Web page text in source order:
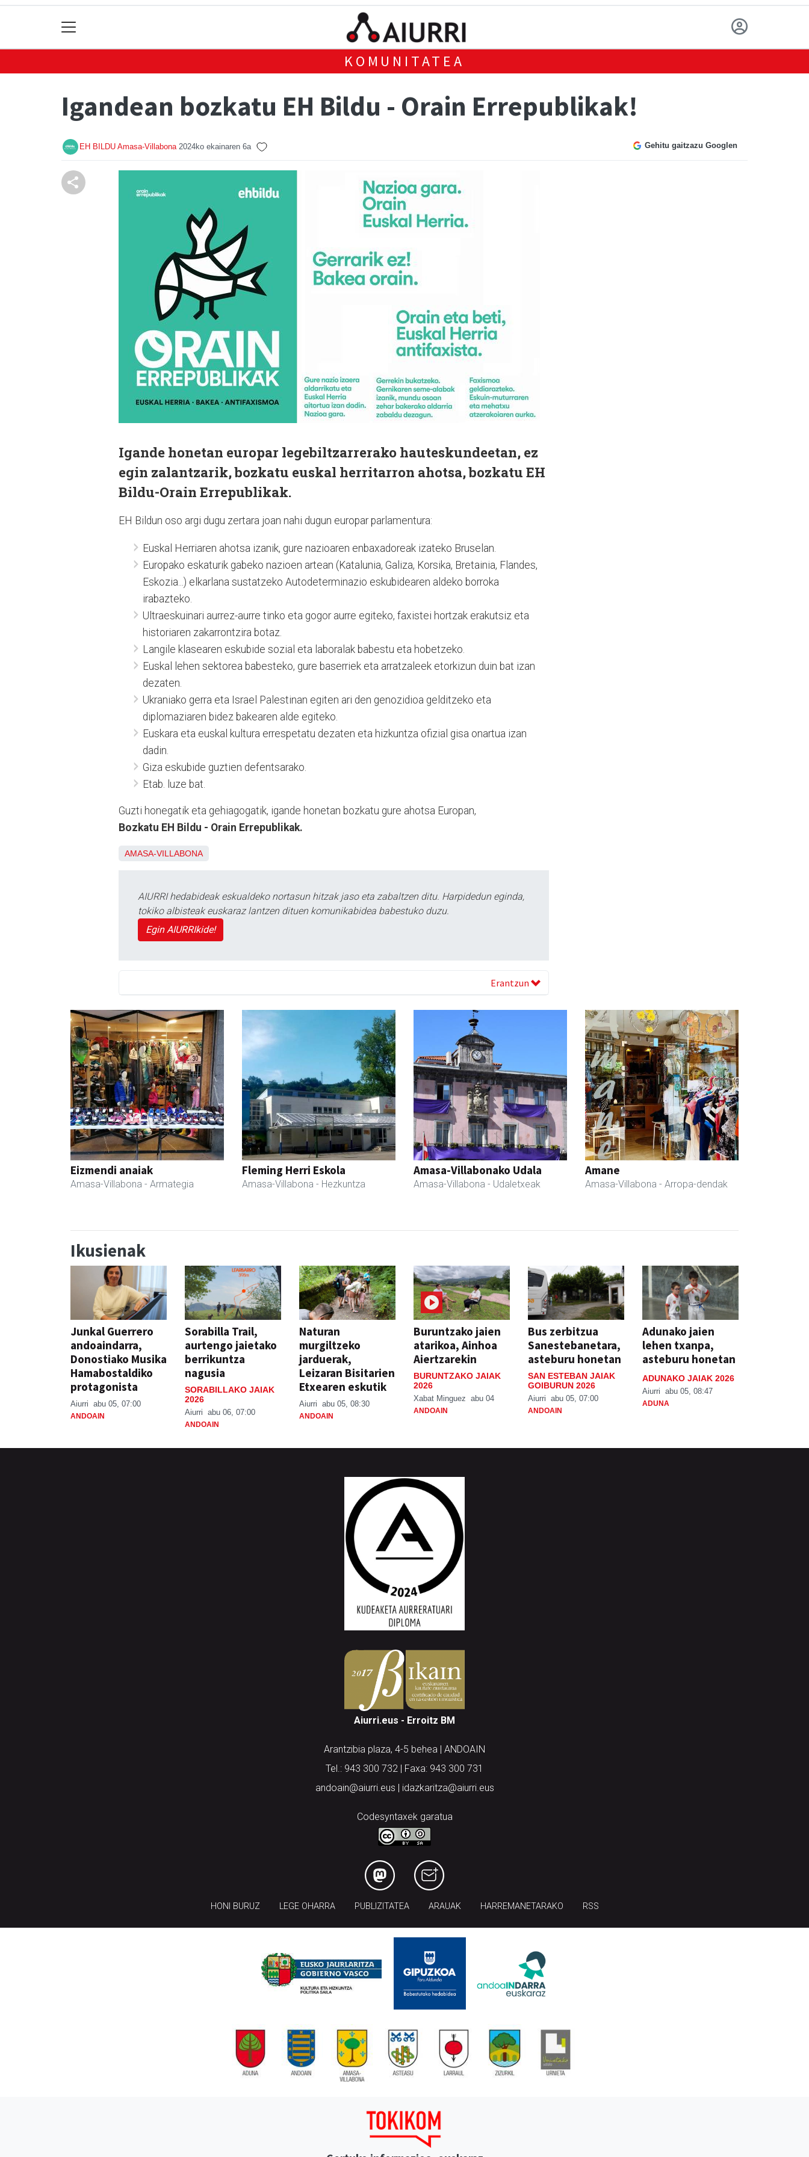
KOMUNITATEA
Igandean bozkatu EH Bildu - Orain Errepublikak!
EH BILDU Amasa-Villabona 2024ko ekainaren 6a Gehitu gaitzazu Googlen
Igande honetan europar legebiltzarrerako hauteskundeetan, ez
egin zalantzarik, bozkatu euskal herritarron ahotsa, bozkatu EH
Bildu-Orain Errepublikak.
EH Bildun oso argi dugu zertara joan nahi dugun europar parlamentura:
Euskal Herriaren ahotsa izanik, gure nazioaren enbaxadoreak izateko Bruselan.
Europako eskaturik gabeko nazioen artean (Katalunia, Galiza, Korsika, Bretainia, Flandes,
Eskozia...) elkarlana sustatzeko Autodeterminazio eskubidearen aldeko borroka
irabazteko.
Ultraeskuinari aurrez-aurre tinko eta gogor aurre egiteko, faxistei hortzak erakutsiz eta
historiaren zakarrontzira botaz.
Langile klasearen eskubide sozial eta laboralak babestu eta hobetzeko.
Euskal lehen sektorea babesteko, gure baserriek eta arratzaleek etorkizun duin bat izan
dezaten.
Ukraniako gerra eta Israel Palestinan egiten ari den genozidioa gelditzeko eta
diplomaziaren bidez bakearen alde egiteko.
Euskara eta euskal kultura errespetatu dezaten eta hizkuntza ofizial gisa onartua izan
dadin.
Giza eskubide guztien defentsarako.
Etab. luze bat.
Guzti honegatik eta gehiagogatik, igande honetan bozkatu gure ahotsa Europan,
Bozkatu EH Bildu - Orain Errepublikak.
AMASA-VILLABONA
AIURRI hedabideak eskualdeko nortasun hitzak jaso eta zabaltzen ditu. Harpidedun eginda,
tokiko albisteak euskaraz lantzen dituen komunikabidea babestuko duzu.
Egin AIURRIkide!
Erantzun
Eizmendi anaiak
Amasa-Villabona - Armategia
Fleming Herri Eskola
Amasa-Villabona - Hezkuntza
Amasa-Villabonako Udala
Amasa-Villabona - Udaletxeak
Amane
Amasa-Villabona - Arropa-dendak
Ikusienak
Junkal Guerrero
andoaindarra,
Donostiako Musika
Hamabostaldiko
protagonista
Aiurri abu 05, 07:00
ANDOAIN
Sorabilla Trail,
aurtengo jaietako
berrikuntza
nagusia
SORABILLAKO JAIAK
2026
Aiurri abu 06, 07:00
ANDOAIN
Naturan
murgiltzeko
jarduerak,
Leizaran Bisitarien
Etxearen eskutik
Aiurri abu 05, 08:30
ANDOAIN
Buruntzako jaien
atarikoa, Ainhoa
Aiertzarekin
BURUNTZAKO JAIAK
2026
Xabat Minguez abu 04
ANDOAIN
Bus zerbitzua
Sanestebanetara,
asteburu honetan
SAN ESTEBAN JAIAK
GOIBURUN 2026
Aiurri abu 05, 07:00
ANDOAIN
Adunako jaien
lehen txanpa,
asteburu honetan
ADUNAKO JAIAK 2026
Aiurri abu 05, 08:47
ADUNA
Aiurri.eus - Erroitz BM
Arantzibia plaza, 4-5 behea | ANDOAIN
Tel.: 943 300 732 | Faxa: 943 300 731
andoain@aiurri.eus | idazkaritza@aiurri.eus
Codesyntaxek garatua
HONI BURUZ LEGE OHARRA PUBLIZITATEA ARAUAK HARREMANETARAKO RSS